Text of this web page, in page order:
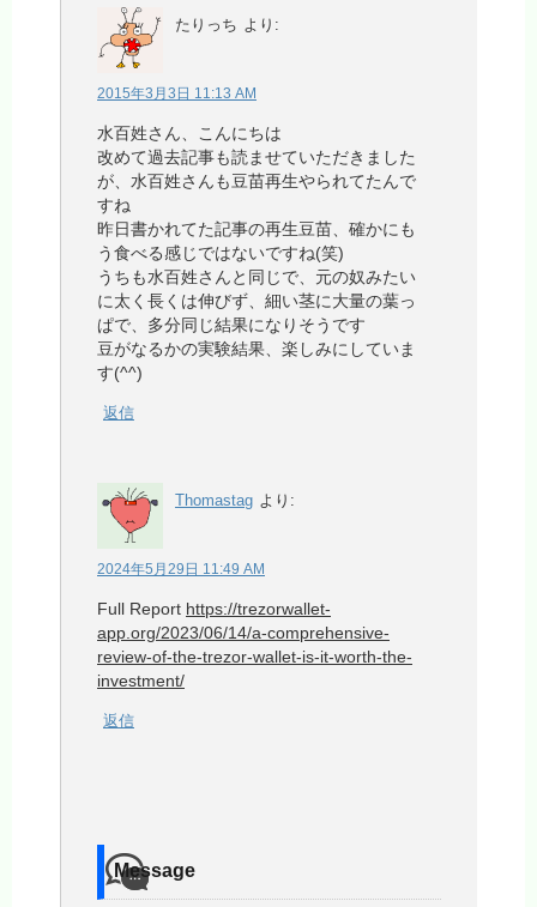
たりっち より:
2015年3月3日 11:13 AM
水百姓さん、こんにちは
改めて過去記事も読ませていただきました
が、水百姓さんも豆苗再生やられてたんで
すね
昨日書かれてた記事の再生豆苗、確かにも
う食べる感じではないですね(笑)
うちも水百姓さんと同じで、元の奴みたい
に太く長くは伸びず、細い茎に大量の葉っ
ぱで、多分同じ結果になりそうです
豆がなるかの実験結果、楽しみにしていま
す(^^)
返信
Thomastag より:
2024年5月29日 11:49 AM
Full Report https://trezorwallet-
app.org/2023/06/14/a-comprehensive-
review-of-the-trezor-wallet-is-it-worth-the-
investment/
返信
Message